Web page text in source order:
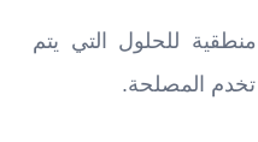
للحلول التي يتم
تخدم المصلحة.